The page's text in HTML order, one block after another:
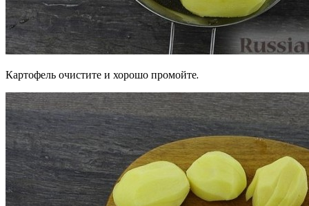
Картофель очистите и хорошо промойте.